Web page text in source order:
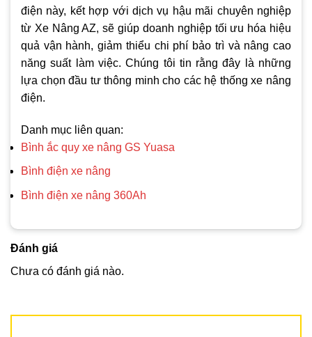
điện này, kết hợp với dịch vụ hậu mãi chuyên nghiệp
từ Xe Nâng AZ, sẽ giúp doanh nghiệp tối ưu hóa hiệu
quả vận hành, giảm thiểu chi phí bảo trì và nâng cao
năng suất làm việc. Chúng tôi tin rằng đây là những
lựa chọn đầu tư thông minh cho các hệ thống xe nâng
điện.
Danh mục liên quan:
Bình ắc quy xe nâng GS Yuasa
Bình điện xe nâng
Bình điện xe nâng 360Ah
Đánh giá
Chưa có đánh giá nào.